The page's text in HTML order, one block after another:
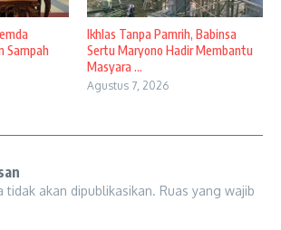
Sampah
Ikhlas Tanpa Pamrih, Babinsa
Sertu Maryono Hadir Membantu
Masyara ...
Agustus 7, 2026
tidak akan dipublikasikan. Ruas yang wajib